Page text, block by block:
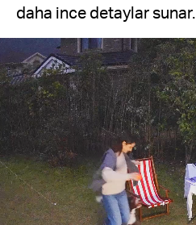
daha ince detaylar sunar.